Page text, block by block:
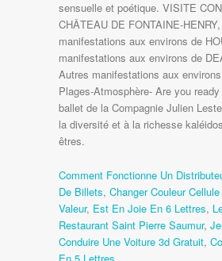
Comment Fonctionne Un
De Billets, Changer Couleur
Valeur, Est En Joie En 6 Lettres,
Restaurant Saint Pierre Saumur,
Conduire Une Voiture 3d Gratuit,
En 5 Lettres,